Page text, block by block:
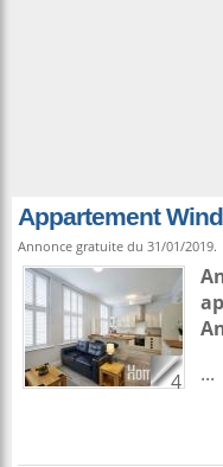
Appartement
Annonce gratuite du 31/01/2019.
4
...